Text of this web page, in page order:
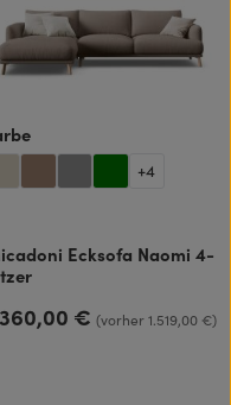
auswählen
+4
Ecksofa Naomi 4-
Preis:€(vorher 1.519,00 €)